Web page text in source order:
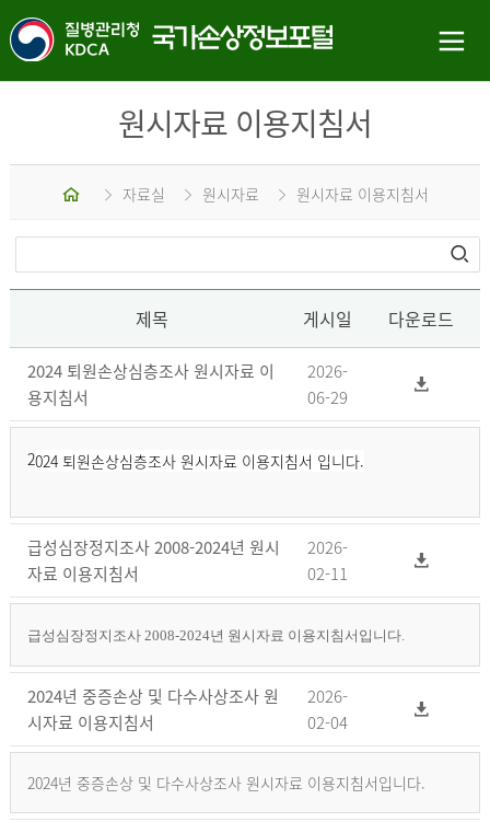
원시자료 이용지침서
홈 자료실 원시자료 원시자료 이용지침서
제목 게시일 다운로드
2024 퇴원손상심층조사 원시자료 이
용지침서
2026-
06-29
2024 퇴원손상심층조사 원시자료 이용지침서 입니다.
급성심장정지조사 2008-2024년 원시
자료 이용지침서
2026-
02-11
급성심장정지조사 2008-2024년 원시자료 이용지침서입니다.
2024년 중증손상 및 다수사상조사 원
시자료 이용지침서
2026-
02-04
2024년 중증손상 및 다수사상조사 원시자료 이용지침서입니다.